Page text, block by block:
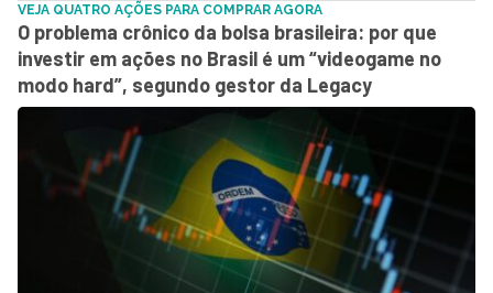
VEJA QUATRO AÇÕES PARA COMPRAR AGORA
O problema crônico da bolsa brasileira: por que
investir em ações no Brasil é um “videogame no
modo hard”, segundo gestor da Legacy